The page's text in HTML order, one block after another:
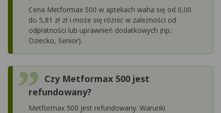
Cena Metformax 500 w aptekach waha się od 0,00
do 5,81 zł zł i może się różnić w zależności od
odpłatności lub uprawnień dodatkowych (np.:
Dziecko, Senior).
Czy Metformax 500 jest
refundowany?
Metformax 500 jest refundowany. Warunki